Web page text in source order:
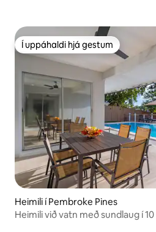
Í uppáhaldi hjá gestum
Í uppáhaldi hjá gestum
Heimili í Pembroke Pines
Heimili við vatn með sundlaug í